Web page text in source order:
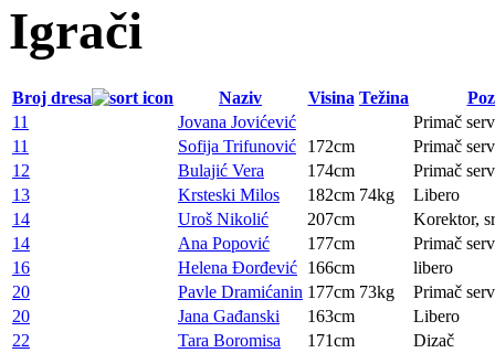
Igrači
Broj dresa Naziv Visina Težina
11
Jovana Jovićević
Primač
11
Sofija Trifunović 172cm
Primač
12
Bulajić Vera 174cm
Primač
13
Krsteski Milos 182cm 74kg
Libero
14
Uroš Nikolić 207cm
Korektor,
14
Ana Popović 177cm
Primač
16
Helena Đorđević 166cm
libero
20
Pavle Dramićanin 177cm 73kg
Primač
20
Jana Gađanski 163cm
Libero
22
Tara Boromisa 171cm
Dizač